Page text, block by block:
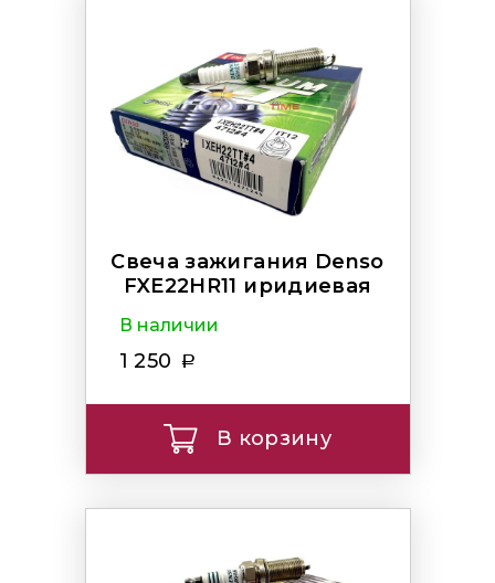
Свеча зажигания Denso
FXE22HR11 иридиевая
В наличии
1 250
В корзину